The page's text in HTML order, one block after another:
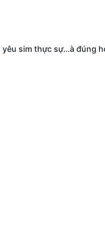
sim thực sự…à